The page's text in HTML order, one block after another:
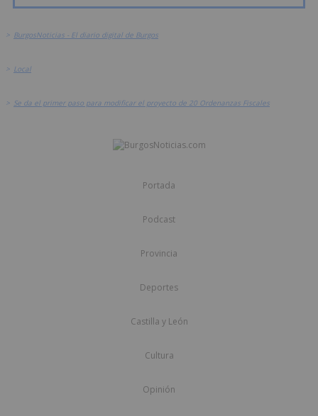
> BurgosNoticias - El diario digital de Burgos
> Local
> Se da el primer paso para modificar el proyecto de 20 Ordenanzas Fiscales
Portada
Podcast
Provincia
Deportes
Castilla y León
Cultura
Opinión